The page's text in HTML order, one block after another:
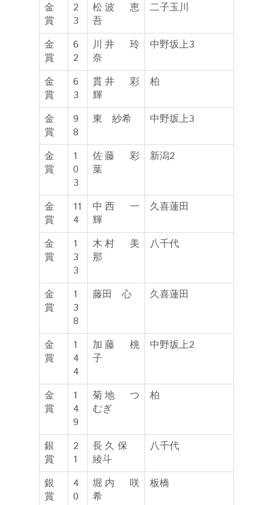
金
賞
2
3
松波 恵
吾
二子玉川
金
賞
6
2
川井 玲
奈
中野坂上3
金
賞
6
3
貫井 彩
輝
柏
金
賞
9
8
東 紗希 中野坂上3
金
賞
1
0
3
佐藤 彩
葉
新潟2
金
賞
11
4
中西 一
輝
久喜蓮田
金
賞
1
3
3
木村 美
那
八千代
金
賞
1
3
8
藤田 心 久喜蓮田
金
賞
1
4
4
加藤 桃
子
中野坂上2
金
賞
1
4
9
菊地 つ
むぎ
柏
銀
賞
2
1
長久保
綾斗
八千代
銀
賞
4
0
堀内 咲
希
板橋